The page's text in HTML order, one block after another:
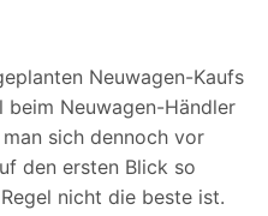
Neuwagen-Kaufs
Neuwagen-Händler
sich dennoch vor
den ersten Blick so
nicht die beste ist.